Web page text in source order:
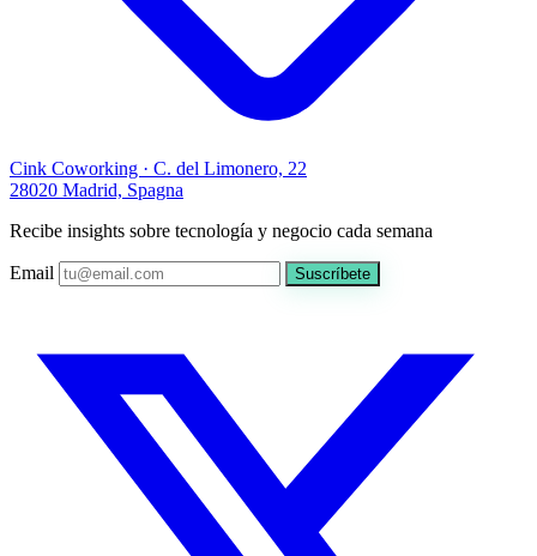
Cink Coworking · C. del Limonero, 22
28020 Madrid, Spagna
Recibe insights sobre tecnología y negocio cada semana
Email Suscríbete